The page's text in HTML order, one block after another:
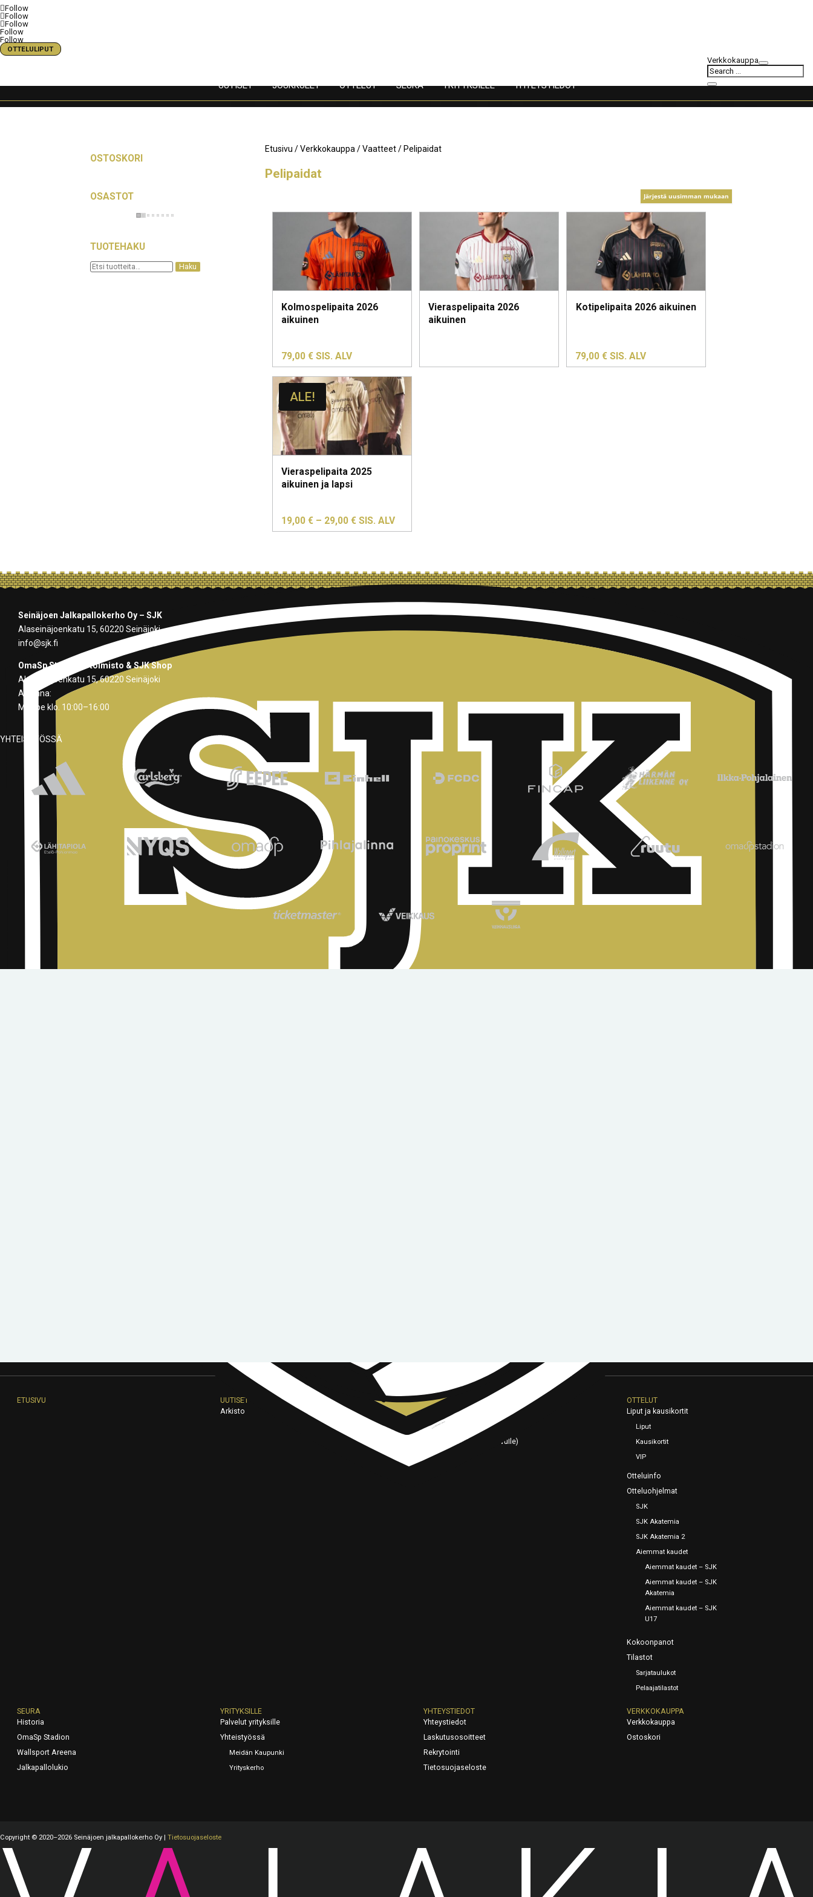
Follow
Follow
Follow
Follow
Follow
OTTELULIPUT
Verkkokauppa
UUTISET JOUKKUEET OTTELUT SEURA YRITYKSILLE YHTEYSTIEDOT
Etusivu /Verkkokauppa /Vaatteet/ Pelipaidat
Pelipaidat
Kolmospelipaita 2026
aikuinen
79,00 € SIS. ALV
Vieraspelipaita 2026
aikuinen
Kotipelipaita 2026 aikuinen
79,00 € SIS. ALV
ALE!
Vieraspelipaita 2025
aikuinen ja lapsi
19,00 € – 29,00 €HINTALUOKKA:
19,00 €
SIS. ALV
OSTOSKORI
OSASTOT
TUOTEHAKU
Etsi: Haku
Seinäjoen Jalkapallokerho Oy – SJK
Alaseinäjoenkatu 15, 60220 Seinäjoki
info@sjk.fi
OmaSp Stadionin toimisto & SJK Shop
Alaseinäjoenkatu 15, 60220 Seinäjoki
Avoinna:
Ma–pe klo. 10:00–16:00
YHTEISTYÖSSÄ
ETUSIVU
UUTISET
Arkisto
JOUKKUEET
SJK
SJK Akatemia
SJK Juniorit (omalle sivulle)
OTTELUT
Liput ja kausikortit
Liput
Kausikortit
VIP
Otteluinfo
Otteluohjelmat
SJK
SJK Akatemia
SJK Akatemia 2
Aiemmat kaudet
Aiemmat kaudet – SJK
Aiemmat kaudet – SJK
Akatemia
Aiemmat kaudet – SJK
U17
Kokoonpanot
Tilastot
Sarjataulukot
Pelaajatilastot
SEURA
Historia
OmaSp Stadion
Wallsport Areena
Jalkapallolukio
YRITYKSILLE
Palvelut yrityksille
Yhteistyössä
Meidän Kaupunki
Yrityskerho
YHTEYSTIEDOT
Yhteystiedot
Laskutusosoitteet
Rekrytointi
Tietosuojaseloste
VERKKOKAUPPA
Verkkokauppa
Ostoskori
Copyright © 2020–2026 Seinäjoen jalkapallokerho Oy | Tietosuojaseloste